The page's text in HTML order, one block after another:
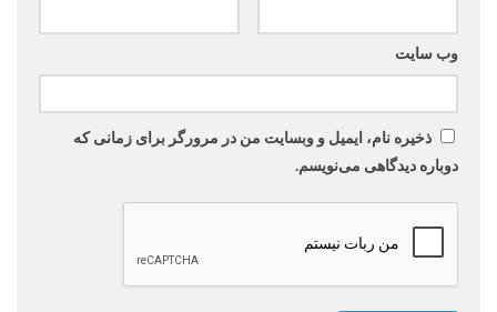
وب‌ سایت
ذخیره نام، ایمیل و وبسایت من در مرورگر برای زمانی که
دوباره دیدگاهی می‌نویسم.